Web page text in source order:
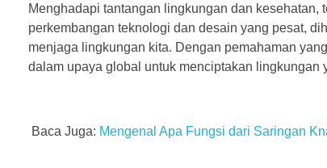
Menghadapi tantangan lingkungan dan
perkembangan teknologi dan desain yang pesat,
menjaga lingkungan kita. Dengan pemahaman
dalam upaya global untuk menciptakan
Baca Juga: Mengenal Apa Fungsi dari Saringan